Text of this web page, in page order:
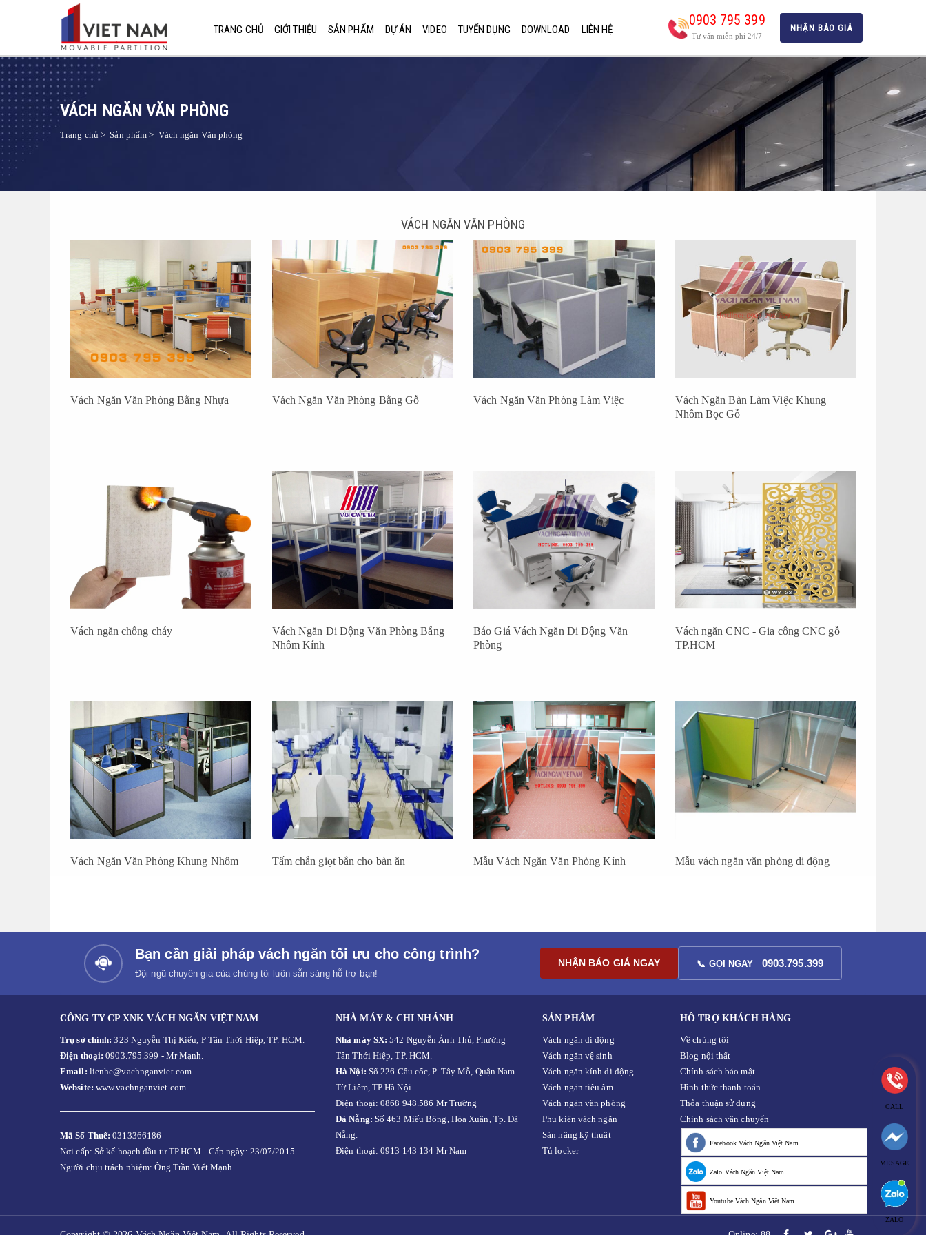
TRANG CHỦ GIỚI THIỆU SẢN PHẨM DỰ ÁN VIDEO TUYỂN DỤNG DOWNLOAD LIÊN HỆ
0903 795 399
Tư vấn miễn phí 24/7
NHẬN BÁO GIÁ
VÁCH NGĂN VĂN PHÒNG
Trang chủ >Sản phẩm > Vách ngăn Văn phòng
VÁCH NGĂN VĂN PHÒNG
Vách Ngăn Văn Phòng Bằng Nhựa Vách Ngăn Văn Phòng Bằng Gỗ Vách Ngăn Văn Phòng Làm Việc
Vách Ngăn Bàn Làm Việc Khung
Nhôm Bọc Gỗ
Vách ngăn chống cháy
Vách Ngăn Di Động Văn Phòng Bằng
Nhôm Kính
Báo Giá Vách Ngăn Di Động Văn
Phòng
Vách ngăn CNC - Gia công CNC gỗ
TP.HCM
Vách Ngăn Văn Phòng Khung Nhôm Tấm chắn giọt bắn cho bàn ăn Mẫu Vách Ngăn Văn Phòng Kính Mẫu vách ngăn văn phòng di động
Bạn cần giải pháp vách ngăn tối ưu cho công trình?
Đội ngũ chuyên gia của chúng tôi luôn sẵn sàng hỗ trợ bạn!
NHẬN BÁO GIÁ NGAY 📞 GỌI NGAY 0903.795.399
CÔNG TY CP XNK VÁCH NGĂN VIỆT NAM
Trụ sở chính:323 Nguyễn Thị Kiểu, P Tân Thới Hiệp, TP. HCM.
Điện thoại:0903.795.399 - Mr Mạnh.
Email: lienhe@vachnganviet.com
Website: www.vachnganviet.com
Mã Số Thuế:0313366186
Nơi cấp: Sở kế hoạch đầu tư TP.HCM - Cấp ngày: 23/07/2015
Người chịu trách nhiệm: Ông Trần Viết Mạnh
NHÀ MÁY & CHI NHÁNH
Nhà máy SX:542 Nguyễn Ảnh Thủ, Phường
Tân Thới Hiệp, TP. HCM.
Hà Nội: Số 226 Cầu cốc, P. Tây Mỗ, Quận Nam
Từ Liêm, TP Hà Nội.
Điện thoại: 0868 948.586 Mr Trường
Đà Nẵng: Số 463 Miếu Bông, Hòa Xuân, Tp. Đà
Nẵng.
Điện thoại: 0913 143 134 Mr Nam
SẢN PHẨM
Vách ngăn di động
Vách ngăn vệ sinh
Vách ngăn kính di động
Vách ngăn tiêu âm
Vách ngăn văn phòng
Phụ kiện vách ngăn
Sàn nâng kỹ thuật
Tủ locker
HỖ TRỢ KHÁCH HÀNG
Về chúng tôi
Blog nội thất
Chính sách bảo mật
Hình thức thanh toán
Thỏa thuận sử dụng
Chinh sách vận chuyển
Facebook Vách Ngăn Việt Nam
Zalo Vách Ngăn Việt Nam
Youtube Vách Ngăn Việt Nam
CALL
MESAGE
ZALO